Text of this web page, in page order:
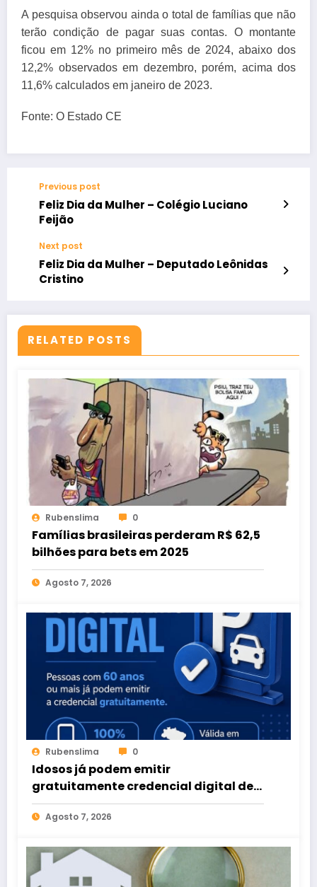
A pesquisa observou ainda o total de famílias que não
terão condição de pagar suas contas. O montante
ficou em 12% no primeiro mês de 2024, abaixo dos
12,2% observados em dezembro, porém, acima dos
11,6% calculados em janeiro de 2023.
Fonte: O Estado CE
Previous post
Feliz Dia da Mulher – Colégio Luciano
Feijão
Next post
Feliz Dia da Mulher – Deputado Leônidas
Cristino
RELATED POSTS
Rubenslima 0
Famílias brasileiras perderam R$ 62,5
bilhões para bets em 2025
Agosto 7, 2026
Rubenslima 0
Idosos já podem emitir
gratuitamente credencial digital de
estacionamento
Agosto 7, 2026